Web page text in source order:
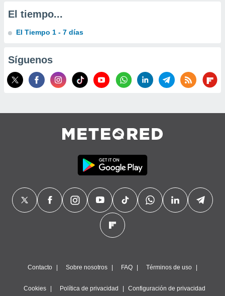
El tiempo...
El Tiempo 1 - 7 días
Síguenos
Contacto Sobre nosotros FAQ Términos de uso
Cookies Política de privacidad Configuración de privacidad